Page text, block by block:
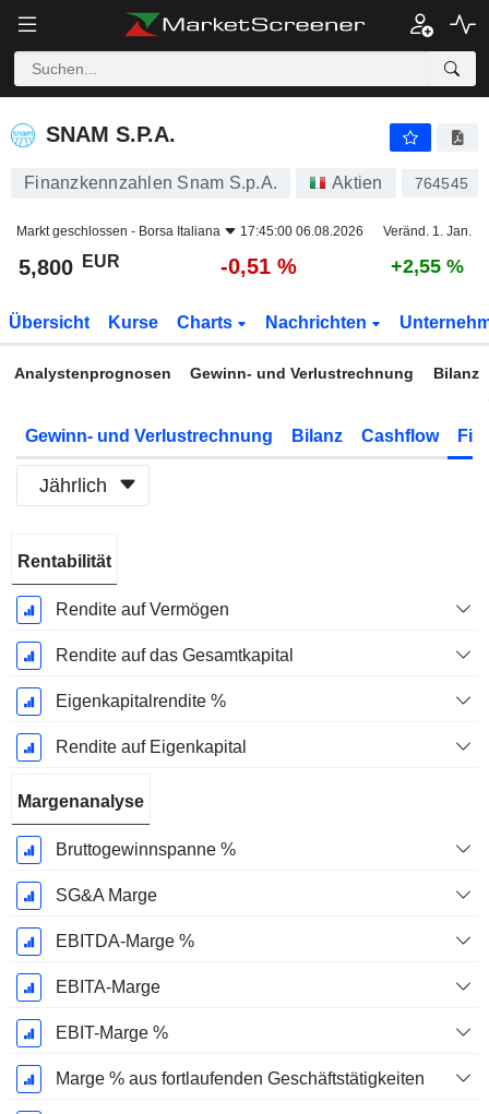
SNAM S.P.A.
SNAM S.P.A.
Finanzkennzahlen Snam S.p.A. Aktien 764545
Markt geschlossen - Borsa Italiana 17:45:00 06.08.2026 Veränd. 1. Jan.
5,800 EUR -0,51 % +2,55 %
Übersicht Kurse Charts Nachrichten
Analystenprognosen Gewinn- und Verlustrechnung Bilanz
Gewinn- und Verlustrechnung Bilanz Cashflow
Jährlich
Geschäftsjahres:
Dezember
Rentabilität
Rendite auf Vermögen
Rendite auf das Gesamtkapital
Eigenkapitalrendite %
Rendite auf Eigenkapital
Margenanalyse
Bruttogewinnspanne %
SG&A Marge
EBITDA-Marge %
EBITA-Marge
EBIT-Marge %
Marge % aus fortlaufenden Geschäftstätigkeiten